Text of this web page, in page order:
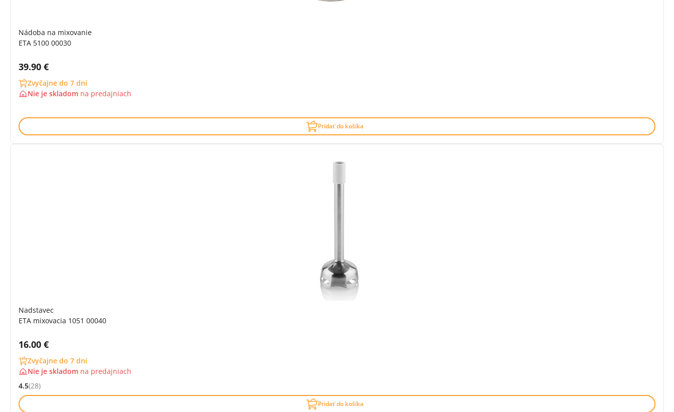
Nádoba na mixovanie
ETA 5100 00030
Cena s DPH:
39.90 €
Zvyčajne do 7 dní
Nie je skladom na predajniach
Pridať do košíka
Nadstavec
ETA mixovacia 1051 00040
Cena s DPH:
16.00 €
Zvyčajne do 7 dní
Nie je skladom na predajniach
Hodnocení: 4.5 z 5 (28 recenzí)
4.5(28)
Pridať do košíka